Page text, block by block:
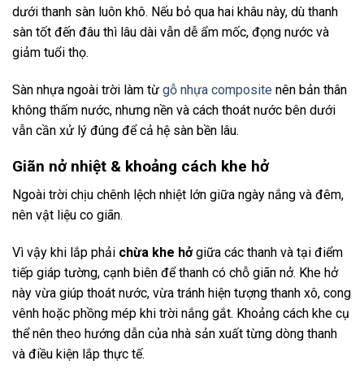
dưới thanh sàn luôn khô. Nếu bỏ qua hai khâu này, dù thanh
sàn tốt đến đâu thì lâu dài vẫn dễ ẩm mốc, đọng nước và
giảm tuổi thọ.
Sàn nhựa ngoài trời làm từ gỗ nhựa composite nên bản thân
không thấm nước, nhưng nền và cách thoát nước bên dưới
vẫn cần xử lý đúng để cả hệ sàn bền lâu.
Giãn nở nhiệt & khoảng cách khe hở
Ngoài trời chịu chênh lệch nhiệt lớn giữa ngày nắng và đêm,
nên vật liệu co giãn.
Vì vậy khi lắp phải chừa khe hởgiữa các thanh và tại điểm
tiếp giáp tường, cạnh biên để thanh có chỗ giãn nở. Khe hở
này vừa giúp thoát nước, vừa tránh hiện tượng thanh xô, cong
vênh hoặc phồng mép khi trời nắng gắt. Khoảng cách khe cụ
thể nên theo hướng dẫn của nhà sản xuất từng dòng thanh
và điều kiện lắp thực tế.